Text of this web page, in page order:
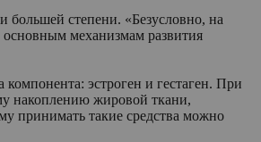
степени. «Безусловно, на
механизмам развития
эстроген и гестаген. При
накоплению жировой ткани,
принимать такие средства можно